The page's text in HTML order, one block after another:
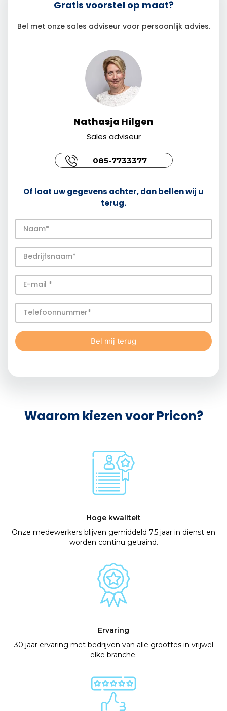
Gratis voorstel op maat?
Bel met onze sales adviseur voor persoonlijk advies.
Nathasja Hilgen
Sales adviseur
085-7733377
Of laat uw gegevens achter, dan bellen wij u
terug.
Bel mij terug
Waarom kiezen voor Pricon?
Hoge kwaliteit
Onze medewerkers blijven gemiddeld 7,5 jaar in dienst en
worden continu getraind.
Ervaring
30 jaar ervaring met bedrijven van alle groottes in vrijwel
elke branche.